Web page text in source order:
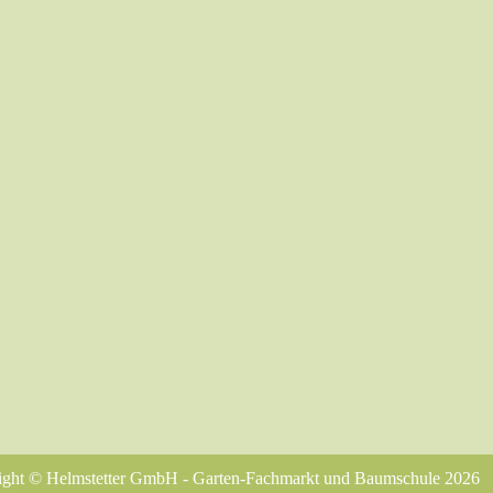
© Helmstetter GmbH - Garten-Fachmarkt und Baumschule 2026